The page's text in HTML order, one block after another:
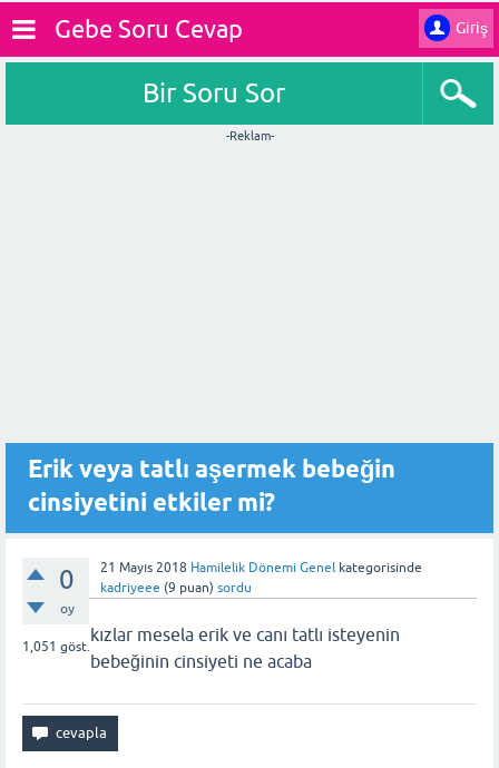
Giriş
Gebe Soru Cevap
Bir Soru Sor
-Reklam-
Erik veya tatlı aşermek bebeğin
cinsiyetini etkiler mi?
0
oy
1,051 göst.
21 Mayıs 2018 Hamilelik Dönemi Genel kategorisinde
kadriyeee (9 puan) sordu
kızlar mesela erik ve canı tatlı isteyenin
bebeğinin cinsiyeti ne acaba